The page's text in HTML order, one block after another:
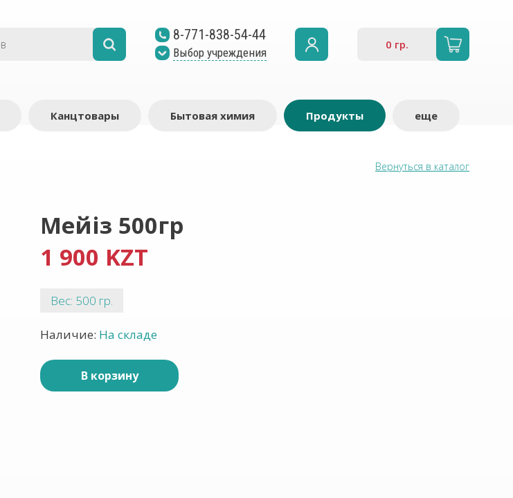
8-771-838-54-44
Выбор учреждения
0 гр.
Канцтовары Бытовая химия Продукты еще
Вернуться в каталог
Мейіз 500гр
1 900 KZT
Вес: 500 гр.
Наличие: На складе
В корзину